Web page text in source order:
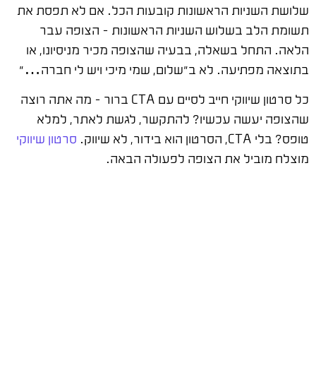
שלושת השניות הראשונות קובעות הכל. אם לא תפסת את
תשומת הלב בשלוש השניות הראשונות – הצופה עבר
הלאה. התחל בשאלה, בבעיה שהצופה מכיר מניסיונו, או
בתוצאה מפתיעה. לא ב"שלום, שמי מיכי ויש לי חברה…"
כל סרטון שיווקי חייב לסיים עם CTA ברור – מה אתה רוצה
שהצופה יעשה עכשיו? להתקשר, לגשת לאתר, למלא
טופס? בלי CTA, הסרטון הוא בידור, לא שיווק.
סרטון שיווקי
מוצלח מוביל את הצופה לפעולה הבאה.